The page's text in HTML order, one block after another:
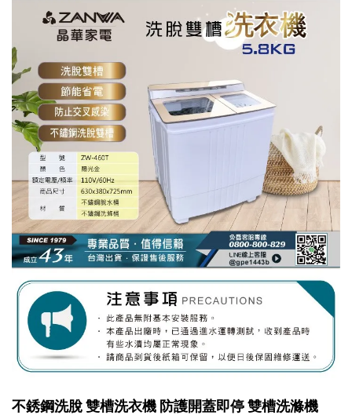
不銹鋼洗脫 雙槽洗衣機 防護開蓋即停 雙槽洗滌機